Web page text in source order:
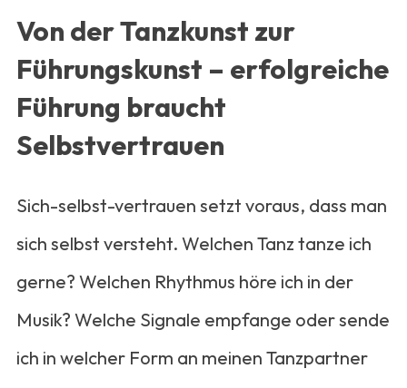
Von der Tanzkunst zur
Führungskunst – erfolgreiche
Führung braucht
Selbstvertrauen
Sich-selbst-vertrauen setzt voraus, dass man
sich selbst versteht. Welchen Tanz tanze ich
gerne? Welchen Rhythmus höre ich in der
Musik? Welche Signale empfange oder sende
ich in welcher Form an meinen Tanzpartner